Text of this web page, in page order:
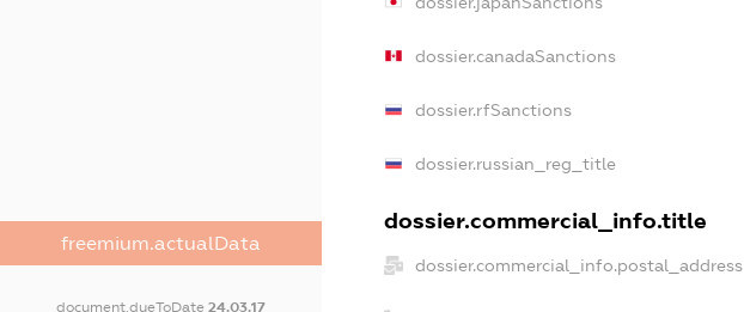
freemium.actualData
document.dueToDate 24.03.17
dossier.canadaSanctions
dossier.rfSanctions
dossier.russian_reg_title
dossier.commercial_info.title
dossier.commercial_info.postal_address